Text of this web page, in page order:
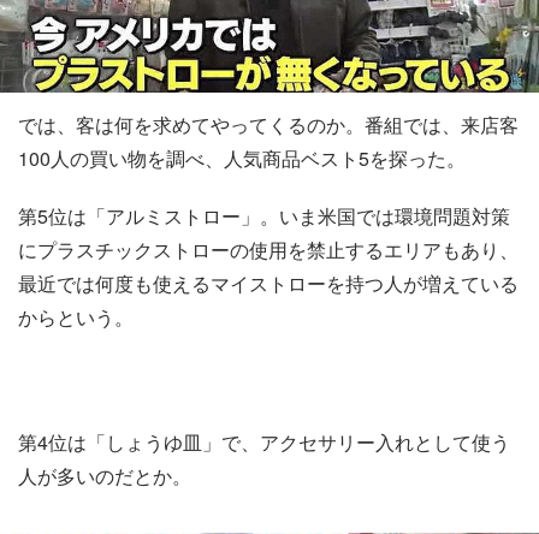
では、客は何を求めてやってくるのか。番組では、来店客
100人の買い物を調べ、人気商品ベスト5を探った。
第5位は「アルミストロー」。いま米国では環境問題対策
にプラスチックストローの使用を禁止するエリアもあり、
最近では何度も使えるマイストローを持つ人が増えている
からという。
第4位は「しょうゆ皿」で、アクセサリー入れとして使う
人が多いのだとか。